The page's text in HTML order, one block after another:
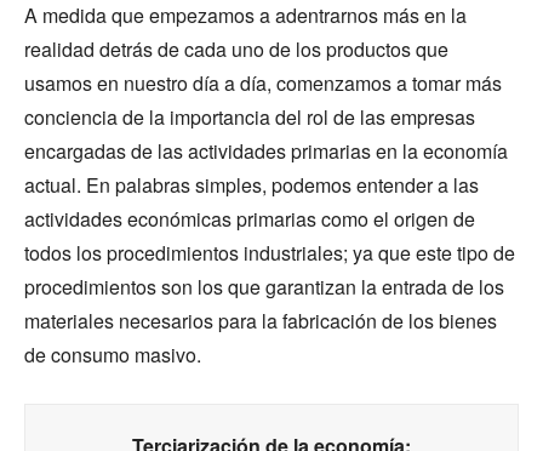
A medida que empezamos a adentrarnos más en la
realidad detrás de cada uno de los productos que
usamos en nuestro día a día, comenzamos a tomar más
conciencia de la importancia del rol de las empresas
encargadas de las actividades primarias en la economía
actual. En palabras simples, podemos entender a las
actividades económicas primarias como el origen de
todos los procedimientos industriales; ya que este tipo de
procedimientos son los que garantizan la entrada de los
materiales necesarios para la fabricación de los bienes
de consumo masivo.